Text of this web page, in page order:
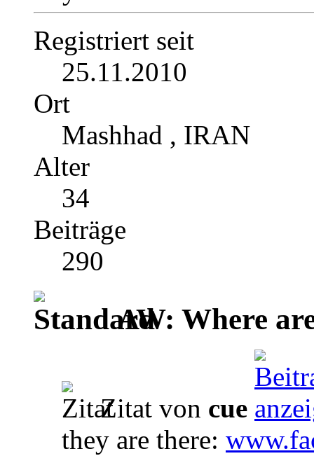
Registriert seit
25.11.2010
Ort
Mashhad , IRAN
Alter
34
Beiträge
290
AW: Where
Zitat von cue
they are there: